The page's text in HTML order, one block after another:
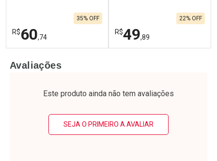
R$60,74
35% OFF
Laboratório
Por Menos
R$49,89
22% OFF
Laboratório
Por Menos
Avaliações
Este produto ainda não tem avaliações
SEJA O PRIMEIRO A AVALIAR